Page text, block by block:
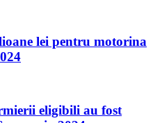
lei pentru motorina
eligibili au fost